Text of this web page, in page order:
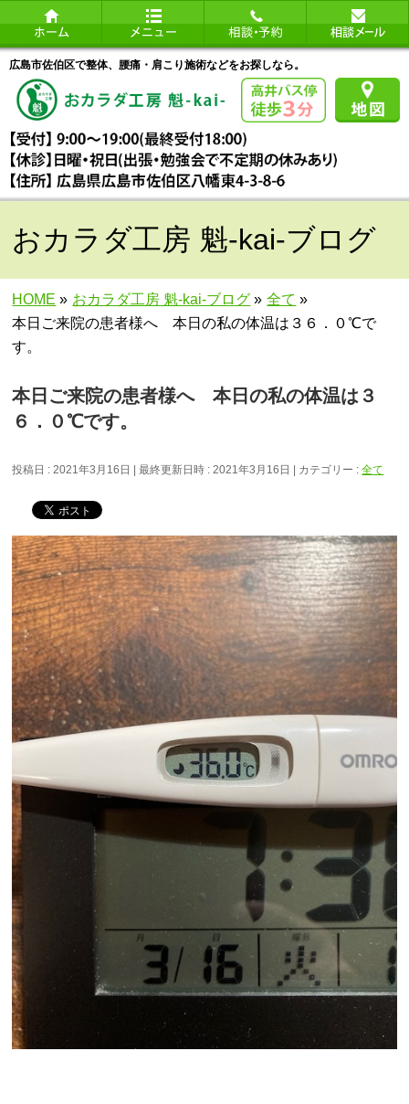
広島市佐伯区で整体、腰痛・肩こり施術などをお探しなら。
おカラダ工房 魁-kai-ブログ
HOME » おカラダ工房 魁-kai-ブログ » 全て »
本日ご来院の患者様へ 本日の私の体温は３６．０℃で
す。
本日ご来院の患者様へ 本日の私の体温は３
６．０℃です。
投稿日 : 2021年3月16日 最終更新日時 : 2021年3月16日 カテゴリー :全て